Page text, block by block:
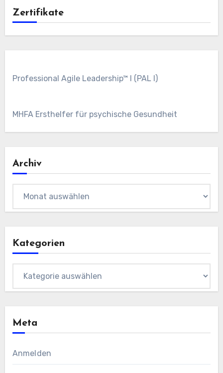
Zertifikate
Professional Agile Leadership™ I (PAL I)
MHFA Ersthelfer für psychische Gesundheit
Archiv
Kategorien
Meta
Anmelden